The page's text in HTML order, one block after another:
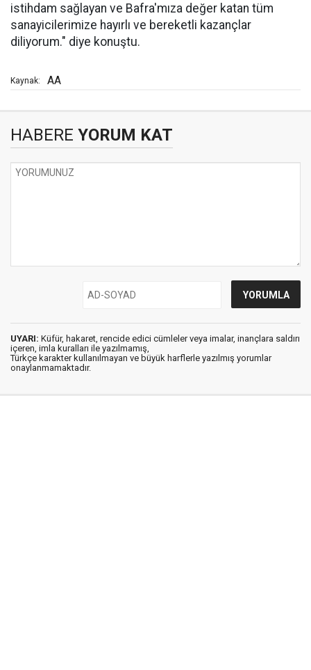
istihdam sağlayan ve Bafra'mıza değer katan tüm
sanayicilerimize hayırlı ve bereketli kazançlar
diliyorum." diye konuştu.
Kaynak: AA
HABERE YORUM KAT
UYARI: Küfür, hakaret, rencide edici cümleler veya imalar, inançlara saldırı
içeren, imla kuralları ile yazılmamış,
Türkçe karakter kullanılmayan ve büyük harflerle yazılmış yorumlar
onaylanmamaktadır.